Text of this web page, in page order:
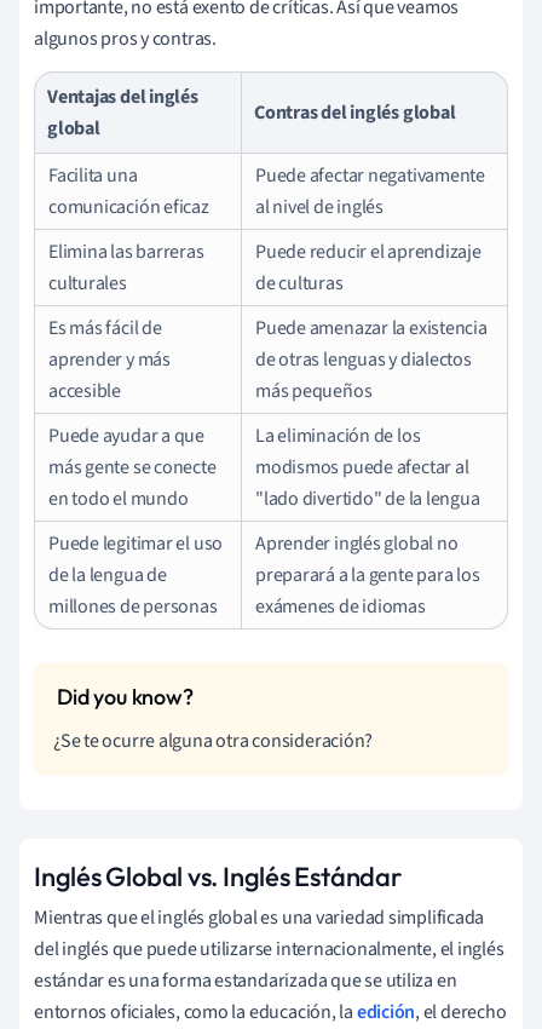
importante, no está exento de críticas. Así que veamos
algunos pros y contras.
Ventajas del inglés
global
Contras del inglés global
Facilita una
comunicación eficaz
Puede afectar negativamente
al nivel de inglés
Elimina las barreras
culturales
Puede reducir el aprendizaje
de culturas
Es más fácil de
aprender y más
accesible
Puede amenazar la existencia
de otras lenguas y dialectos
más pequeños
Puede ayudar a que
más gente se conecte
en todo el mundo
La eliminación de los
modismos puede afectar al
"lado divertido" de la lengua
Puede legitimar el uso
de la lengua de
millones de personas
Aprender inglés global no
preparará a la gente para los
exámenes de idiomas
¿Se te ocurre alguna otra consideración?
Inglés Global vs. Inglés Estándar
Mientras que el inglés global es una variedad simplificada
del inglés que puede utilizarse internacionalmente, el inglés
estándar es una forma estandarizada que se utiliza en
entornos oficiales, como la educación, laedición, el derecho